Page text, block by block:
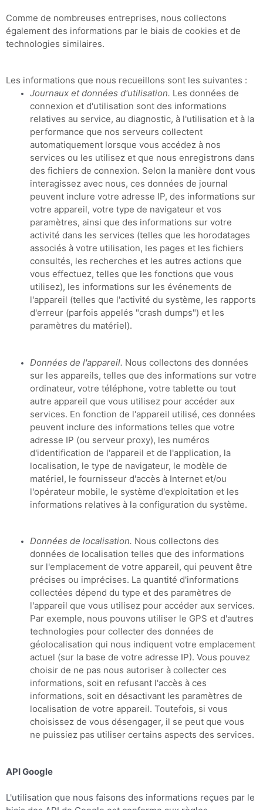
Comme de nombreuses entreprises, nous collectons
également des informations par le biais de cookies et de
technologies similaires.
Les informations que nous recueillons sont les suivantes :
Journaux et données d'utilisation. Les données de
connexion et d'utilisation sont des informations
relatives au service, au diagnostic, à l'utilisation et à la
performance que nos serveurs collectent
automatiquement lorsque vous accédez à nos
services ou les utilisez et que nous enregistrons dans
des fichiers de connexion. Selon la manière dont vous
interagissez avec nous, ces données de journal
peuvent inclure votre adresse IP, des informations sur
votre appareil, votre type de navigateur et vos
paramètres, ainsi que des informations sur votre
activité dans les services (telles que les horodatages
associés à votre utilisation, les pages et les fichiers
consultés, les recherches et les autres actions que
vous effectuez, telles que les fonctions que vous
utilisez), les informations sur les événements de
l'appareil (telles que l'activité du système, les rapports
d'erreur (parfois appelés "crash dumps") et les
paramètres du matériel).
Données de l'appareil. Nous collectons des données
sur les appareils, telles que des informations sur votre
ordinateur, votre téléphone, votre tablette ou tout
autre appareil que vous utilisez pour accéder aux
services. En fonction de l'appareil utilisé, ces données
peuvent inclure des informations telles que votre
adresse IP (ou serveur proxy), les numéros
d'identification de l'appareil et de l'application, la
localisation, le type de navigateur, le modèle de
matériel, le fournisseur d'accès à Internet et/ou
l'opérateur mobile, le système d'exploitation et les
informations relatives à la configuration du système.
Données de localisation. Nous collectons des
données de localisation telles que des informations
sur l'emplacement de votre appareil, qui peuvent être
précises ou imprécises. La quantité d'informations
collectées dépend du type et des paramètres de
l'appareil que vous utilisez pour accéder aux services.
Par exemple, nous pouvons utiliser le GPS et d'autres
technologies pour collecter des données de
géolocalisation qui nous indiquent votre emplacement
actuel (sur la base de votre adresse IP). Vous pouvez
choisir de ne pas nous autoriser à collecter ces
informations, soit en refusant l'accès à ces
informations, soit en désactivant les paramètres de
localisation de votre appareil. Toutefois, si vous
choisissez de vous désengager, il se peut que vous
ne puissiez pas utiliser certains aspects des services.
API Google
L'utilisation que nous faisons des informations reçues par le